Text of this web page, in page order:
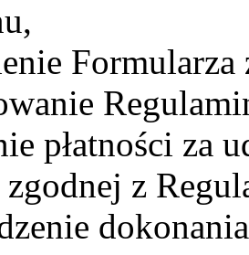
Formularza
płatności za
z